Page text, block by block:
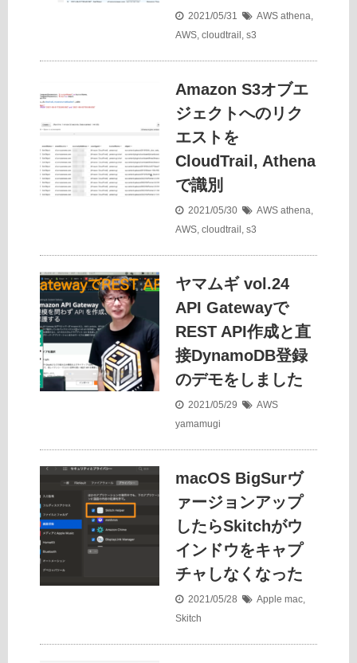
2021/05/31 AWS athena,
AWS, cloudtrail , s3
Amazon S3オブエ
ジェクトへのリク
エストを
CloudTrail, Athena
で識別
2021/05/30 AWS athena,
AWS, cloudtrail , s3
ヤマムギ vol.24
API Gatewayで
REST API作成と直
接DynamoDB登録
のデモをしました
2021/05/29
AWS
yamamugi
macOS BigSurヴ
ァージョンアップ
したらSkitchがウ
インドウをキャプ
チャしなくなった
2021/05/28 Apple mac,
Skitch